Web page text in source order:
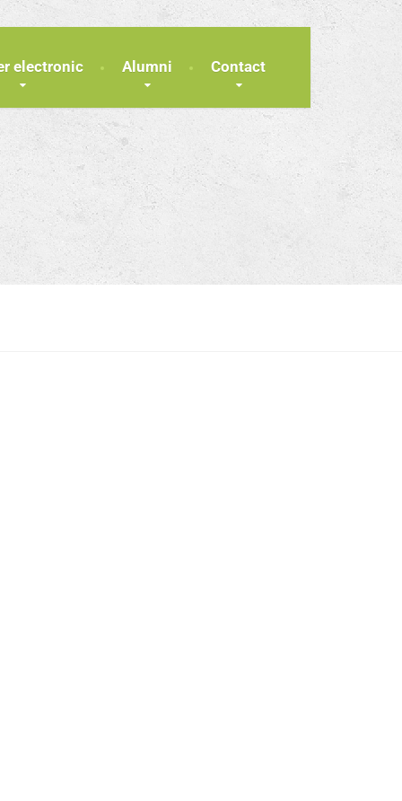
electronic Alumni Contact